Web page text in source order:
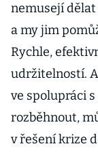
nemusejí
a my jim
Rychle,
udržitelností.
ve spolupráci
rozběhnout,
v řešení krize